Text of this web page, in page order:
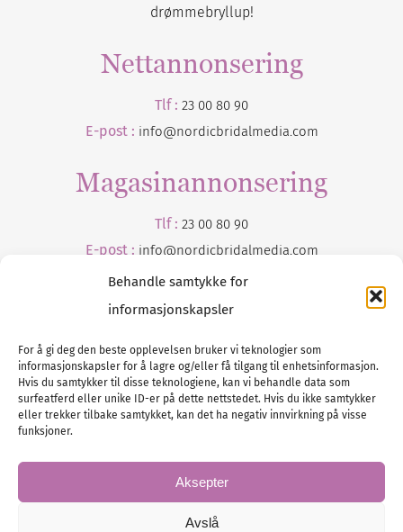
Behandle samtykke for
informasjonskapsler
For å gi deg den beste opplevelsen bruker vi teknologier som
informasjonskapsler for å lagre og/eller få tilgang til enhetsinformasjon.
Hvis du samtykker til disse teknologiene, kan vi behandle data som
surfeatferd eller unike ID-er på dette nettstedet. Hvis du ikke samtykker
eller trekker tilbake samtykket, kan det ha negativ innvirkning på visse
funksjoner.
Aksepter
Avslå
drømmebryllup!
Nettannonsering
Tlf : 23 00 80 90
E-post : info@nordicbridalmedia.com
Magasinannonsering
Tlf : 23 00 80 90
E-post : info@nordicbridalmedia .com
Tlf :23 00 80 90
© All rights reserved.
VAT: NO911740648